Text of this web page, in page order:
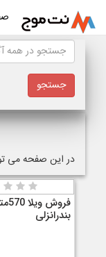
در این صفحه می
فروش
بندرانزلی